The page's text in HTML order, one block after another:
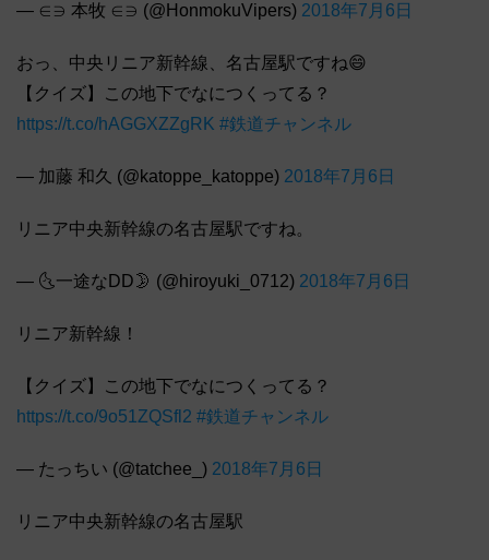
— ∈∋ 本牧 ∈∋ (@HonmokuVipers) 2018年7月6日
おっ、中央リニア新幹線、名古屋駅ですね😄
【クイズ】この地下でなにつくってる？
https://t.co/hAGGXZZgRK #鉄道チャンネル
— 加藤 和久 (@katoppe_katoppe) 2018年7月6日
リニア中央新幹線の名古屋駅ですね。
— 🌜一途なDD🌛 (@hiroyuki_0712) 2018年7月6日
リニア新幹線！
【クイズ】この地下でなにつくってる？
https://t.co/9o51ZQSfl2 #鉄道チャンネル
— たっちい (@tatchee_) 2018年7月6日
リニア中央新幹線の名古屋駅